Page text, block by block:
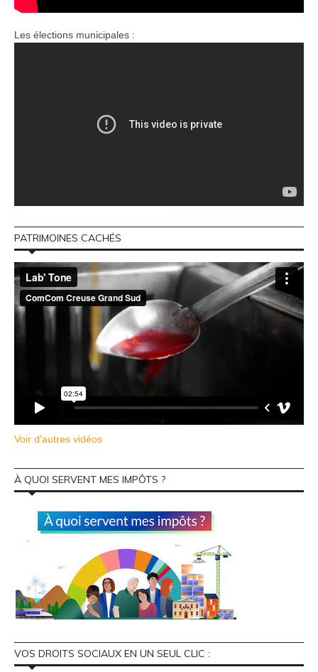
Les élections municipales :
PATRIMOINES CACHÉS
Voir d'autres vidéos
À QUOI SERVENT MES IMPÔTS ?
VOS DROITS SOCIAUX EN UN SEUL CLIC :